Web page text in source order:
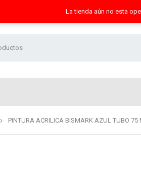
La tienda aún no esta
PINTURA ACRILICA BISMARK AZUL TUBO 75